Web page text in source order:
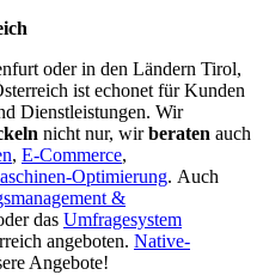
oder in den Ländern Tirol,
ist echonet für Kunden
Dienstleistungen. Wir
nicht nur, wirberaten auch
, E-Commerce,
Optimierung. Auch
&
das Umfragesystem
angeboten. Native-
Angebote!